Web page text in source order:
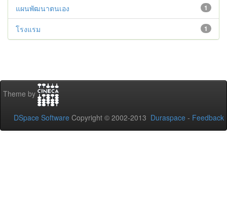
1
แผนพัฒนาตนเอง
1
โรงแรม
Theme by
DSpace Software Copyright © 2002-2013 Duraspace - Feedback